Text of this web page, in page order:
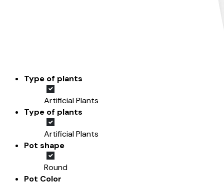
Type of plants
Artificial Plants
Type of plants
Artificial Plants
Pot shape
Round
Pot Color